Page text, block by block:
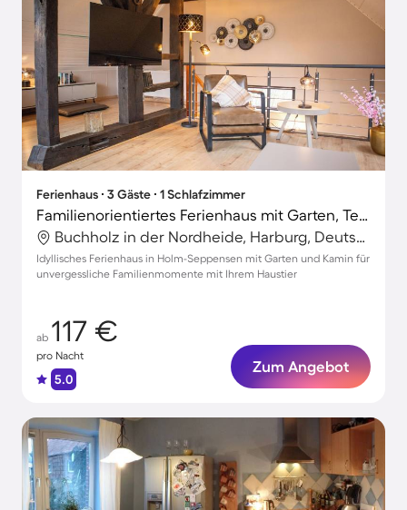
Ferienhaus ∙ 3 Gäste ∙ 1 Schlafzimmer
Familienorientiertes Ferienhaus mit Garten, Terrasse und Grill | Haustierfreundlich
Buchholz in der Nordheide, Harburg, Deutschland
Idyllisches Ferienhaus in Holm-Seppensen mit Garten und Kamin für
unvergessliche Familienmomente mit Ihrem Haustier
ab 117 €
pro Nacht
5.0
Zum Angebot